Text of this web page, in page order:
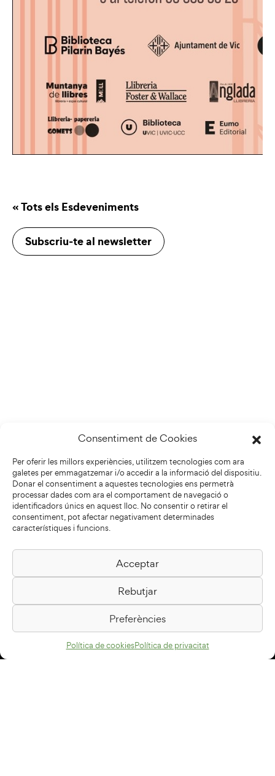
Consentiment de Cookies
Per oferir les millors experiències, utilitzem tecnologies com ara
galetes per emmagatzemar i/o accedir a la informació del dispositiu.
Donar el consentiment a aquestes tecnologies ens permetrà
processar dades com ara el comportament de navegació o
identificadors únics en aquest lloc. No consentir o retirar el
consentiment, pot afectar negativament determinades
característiques i funcions.
Acceptar
Rebutjar
Preferències
Política de cookiesPolítica de privacitat
« Tots els Esdeveniments
Subscriu-te al newsletter
Biblioteca Pilarin Bayés
Passeig de la Generalitat, 1
08500 Vic